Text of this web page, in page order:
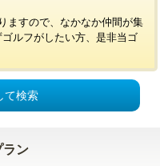
ますので、なかなか仲間が集
ルフがしたい方、是非当ゴ
て検索
ラン